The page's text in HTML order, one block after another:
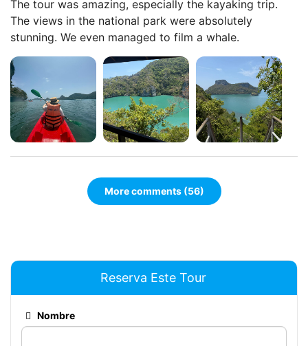
The tour was amazing, especially the kayaking trip.
The views in the national park were absolutely
stunning. We even managed to film a whale.
More comments (56)
Reserva Este Tour
Nombre